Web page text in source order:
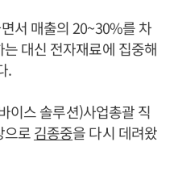
서 매출의 20~30%를 차
대신 전자재료에 집중해
.
이스 솔루션)사업총괄 직
으로김종중을 다시 데려왔